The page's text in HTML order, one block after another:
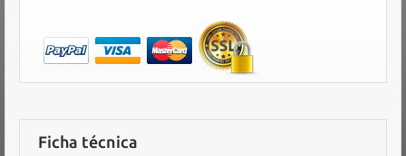
Ficha técnica